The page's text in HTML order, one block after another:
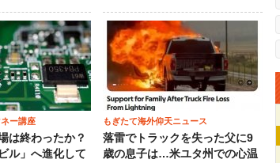
ー講座
は終わったか？
ル」へ進化して
もぎたて海外仰天ニュース
落雷でトラックを失った父に9
歳の息子は…米ユタ州での心温